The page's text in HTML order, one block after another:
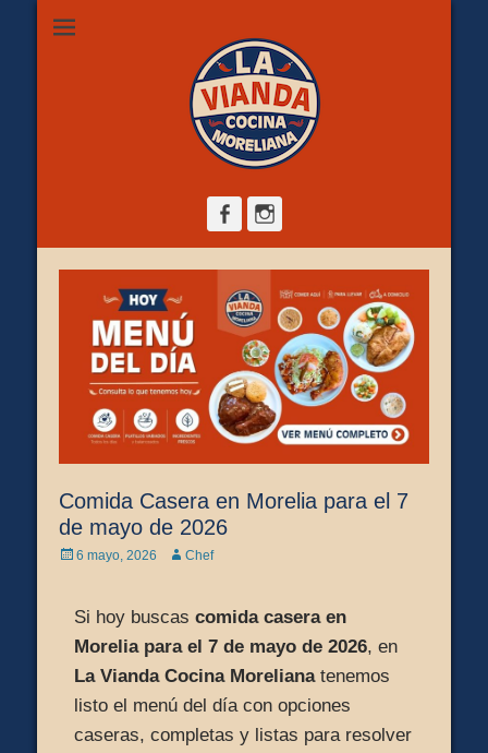
La Vianda Cocina
Moreliana |
Comida casera en
Camelinas sobre Ezequiel Calderón #30 esquina Av. Solidaridad.
Servicio para comer aquí, llevar o pedir a domicilio.
FacebookInstagram
Comida Casera en Morelia para el 7
de mayo de 2026
Posted
6 mayo, 2026 Author
Chef
Si hoy buscas comida casera en
Morelia para el 7 de mayo de 2026, en
La Vianda Cocina Morelianatenemos
listo el menú del día con opciones
caseras, completas y listas para resolver